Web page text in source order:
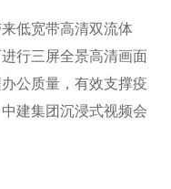
低宽带高清双流体
行三屏全景高清画面
公质量，有效支撑疫
建集团沉浸式视频会